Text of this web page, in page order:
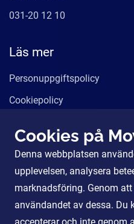
031-20 12 10
Läs mer
Personuppgiftspolicy
Cookiepolicy
Våra tjänster
För Partners
Cookies på
Denna webbplatsen
upplevelsen, analysera
marknadsföring. Genom
användandet av dessa. Du